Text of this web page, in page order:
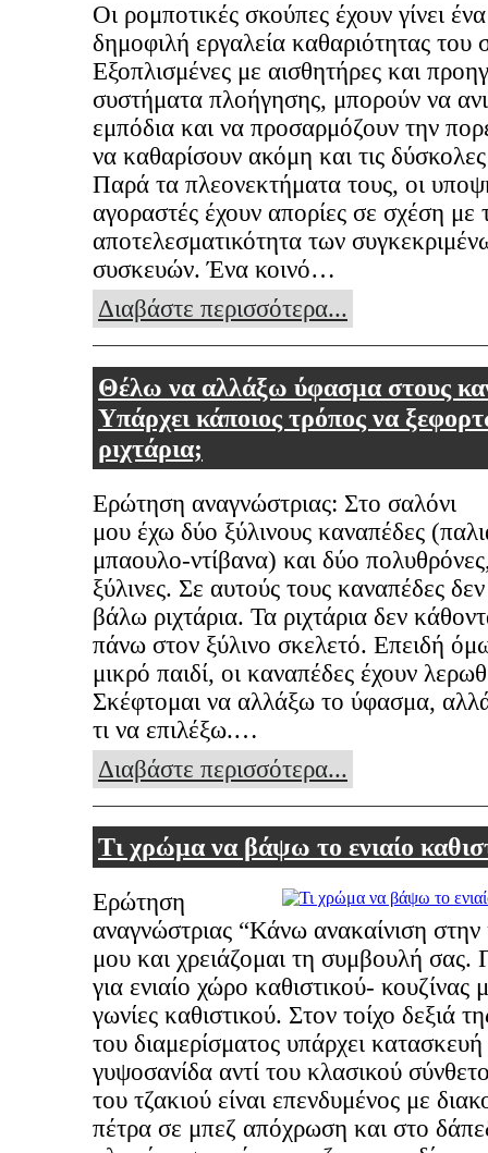
Οι ρομποτικές σκούπες έχουν γίνει
δημοφιλή εργαλεία καθαριότητας του
Εξοπλισμένες με αισθητήρες και
συστήματα πλοήγησης, μπορούν να
εμπόδια και να προσαρμόζουν την
να καθαρίσουν ακόμη και τις
Παρά τα πλεονεκτήματα τους, οι
αγοραστές έχουν απορίες σε σχέση με
αποτελεσματικότητα των
συσκευών. Ένα κοινό…
Διαβάστε περισσότερα...
Θέλω να αλλάξω ύφασμα στους
Υπάρχει κάποιος τρόπος να
ριχτάρια;
Ερώτηση αναγνώστριας: Στο σαλόνι
μου έχω δύο ξύλινους καναπέδες
μπαουλο-ντίβανα) και δύο
ξύλινες. Σε αυτούς τους καναπέδες
βάλω ριχτάρια. Τα ριχτάρια δεν
πάνω στον ξύλινο σκελετό. Επειδή
μικρό παιδί, οι καναπέδες έχουν
Σκέφτομαι να αλλάξω το ύφασμα,
τι να επιλέξω.…
Διαβάστε περισσότερα...
Τι χρώμα να βάψω το ενιαίο
Ερώτηση
αναγνώστριας “Κάνω ανακαίνιση στην
μου και χρειάζομαι τη συμβουλή σας.
για ενιαίο χώρο καθιστικού- κουζίνας
γωνίες καθιστικού. Στον τοίχο δεξιά
του διαμερίσματος υπάρχει
γυψοσανίδα αντί του κλασικού
του τζακιού είναι επενδυμένος με
πέτρα σε μπεζ απόχρωση και στο